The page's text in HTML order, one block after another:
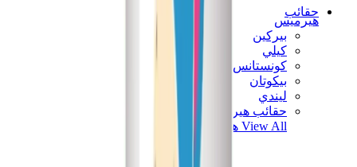
حقائب
هيرميس
بيركين
كيلي
كونستانس
بيكوتان
ليندي
حقائب هيرميس للرجال
View All هيرميس